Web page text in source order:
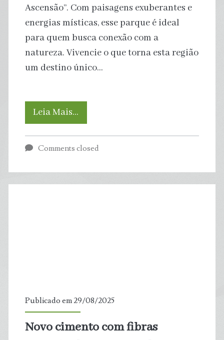
Ascensão”. Com paisagens exuberantes e
energias místicas, esse parque é ideal
para quem busca conexão com a
natureza. Vivencie o que torna esta região
um destino único…
Leia Mais…
parque
do
Comments closed
Publicado em 29/08/2025
Novo cimento com fibras